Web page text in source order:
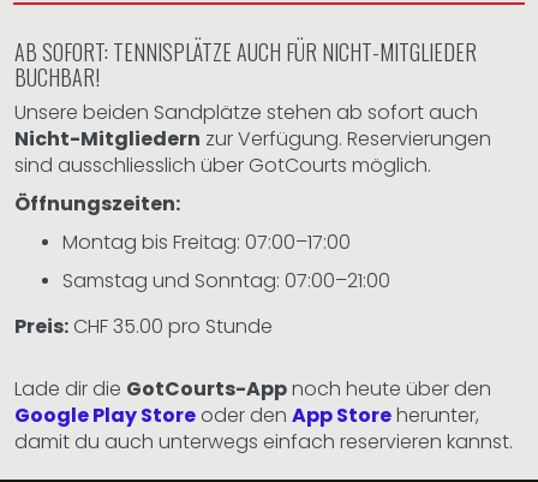
AB SOFORT: TENNISPLÄTZE AUCH FÜR NICHT-MITGLIEDER
BUCHBAR!
Unsere beiden Sandplätze stehen ab sofort auch
Nicht-Mitgliedern zur Verfügung. Reservierungen
sind ausschliesslich über GotCourts möglich.
Öffnungszeiten:
Montag bis Freitag: 07:00–17:00
Samstag und Sonntag: 07:00–21:00
Preis: CHF 35.00 pro Stunde
​​​​​​​Lade dir die GotCourts-Appnoch heute über den
Google Play Store oder den App Storeherunter,
damit du auch unterwegs einfach reservieren kannst.